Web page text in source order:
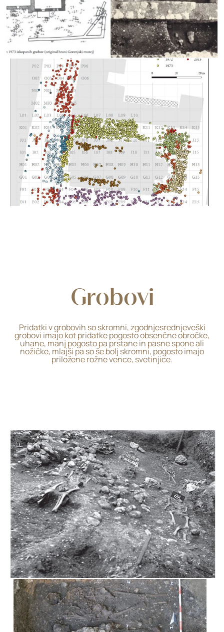
Grobovi
Pridatki v grobovih so skromni, zgodnjesrednjeveški
grobovi imajo kot pridatke pogosto obsenčne obročke,
uhane, manj pogosto pa prstane in pasne spone ali
nožičke, mlajši pa so še bolj skromni, pogosto imajo
priložene rožne vence, svetinjice.